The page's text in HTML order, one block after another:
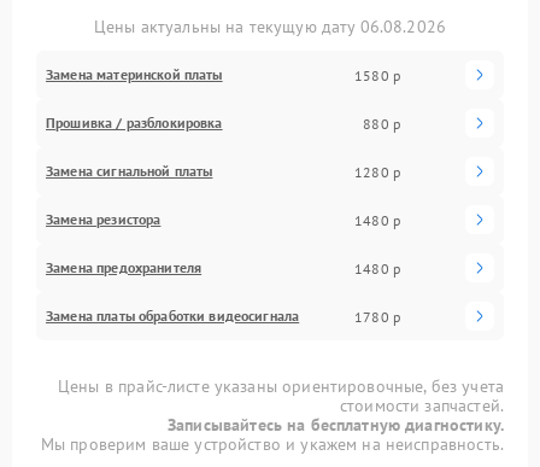
Цены актуальны на текущую дату 06.08.2026
Замена материнской платы 1580 р
Прошивка / разблокировка 880 р
Замена сигнальной платы 1280 р
Замена резистора 1480 р
Замена предохранителя 1480 р
Замена платы обработки видеосигнала 1780 р
Цены в прайс-листе указаны ориентировочные, без учета
стоимости запчастей.
Записывайтесь на бесплатную диагностику.
Мы проверим ваше устройство и укажем на неисправность.